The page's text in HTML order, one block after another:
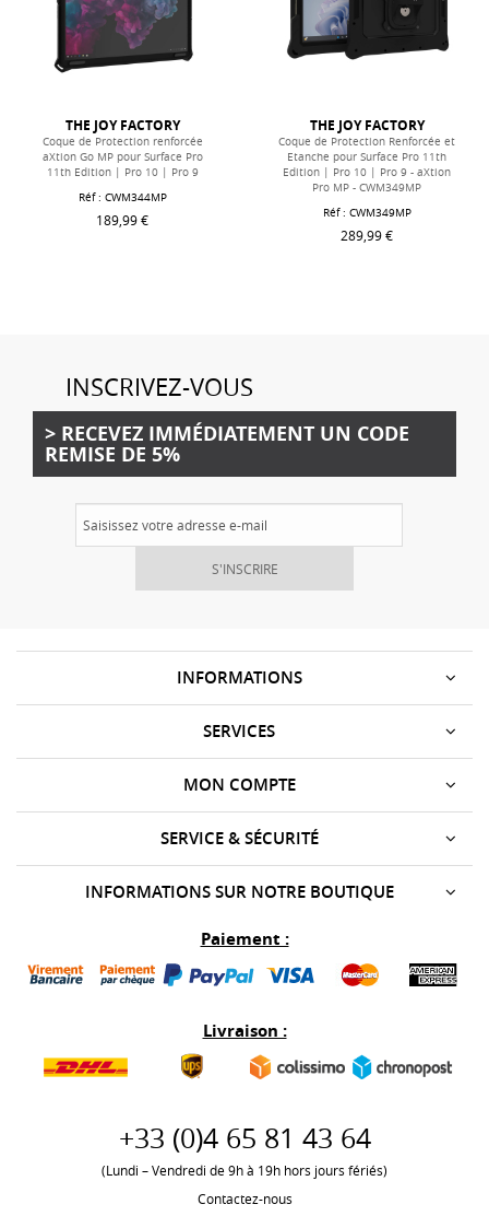
THE JOY FACTORY
Coque de Protection renforcée
aXtion Go MP pour Surface Pro
11th Edition | Pro 10 | Pro 9
Réf : CWM344MP
189,99 €
THE JOY FACTORY
Coque de Protection Renforcée et
Etanche pour Surface Pro 11th
Edition | Pro 10 | Pro 9 - aXtion
Pro MP - CWM349MP
Réf : CWM349MP
289,99 €
INSCRIVEZ-VOUS
> RECEVEZ IMMÉDIATEMENT UN CODE
REMISE DE 5%
S'INSCRIRE
INFORMATIONS
SERVICES
SERVICE & SÉCURITÉ
MON COMPTE
INFORMATIONS SUR NOTRE BOUTIQUE
Paiement :
Livraison :
+33 (0)4 65 81 43 64
(Lundi – Vendredi de 9h à 19h hors jours fériés)
Contactez-nous